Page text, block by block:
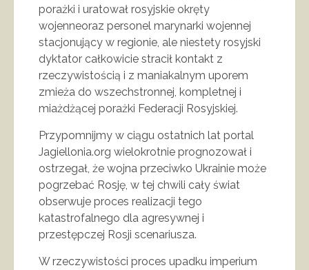
porażki i uratował rosyjskie okręty
wojenneoraz personel marynarki wojennej
stacjonujący w regionie, ale niestety rosyjski
dyktator całkowicie stracił kontakt z
rzeczywistością i z maniakalnym uporem
zmieża do wszechstronnej, kompletnej i
miażdżącej porażki Federacji Rosyjskiej.
Przypomnijmy w ciągu ostatnich lat portal
Jagiellonia.org wielokrotnie prognozował i
ostrzegał, że wojna przeciwko Ukrainie może
pogrzebać Rosję, w tej chwili cały świat
obserwuje proces realizacji tego
katastrofalnego dla agresywnej i
przestępczej Rosji scenariusza.
W rzeczywistości proces upadku imperium